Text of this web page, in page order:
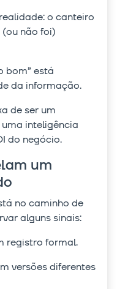
o canteiro
não foi)
bom” está
da informação.
de ser um
inteligência
do negócio.
um
no caminho de
alguns sinais:
registro formal.
versões diferentes